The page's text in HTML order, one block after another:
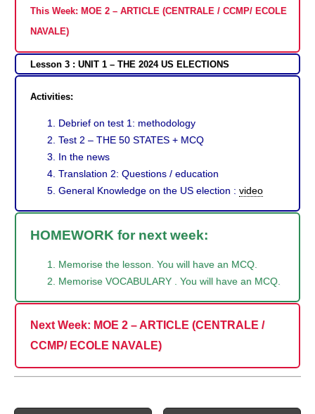
This Week: MOE 2 – ARTICLE (CENTRALE / CCMP/ ECOLE
NAVALE)
Lesson 3 : UNIT 1 – THE 2024 US ELECTIONS
Activities:
Debrief on test 1: methodology
Test 2 – THE 50 STATES + MCQ
In the news
Translation 2: Questions / education
General Knowledge on the US election : video
HOMEWORK for next week:
Memorise the lesson. You will have an MCQ.
Memorise VOCABULARY . You will have an MCQ.
Next Week: MOE 2 – ARTICLE (CENTRALE /
CCMP/ ECOLE NAVALE)
Post